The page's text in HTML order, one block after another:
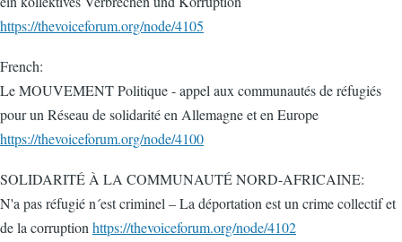
https://thevoiceforum.org/node/4105
French:
Le MOUVEMENT Politique - appel aux communautés de réfugiés
pour un Réseau de solidarité en Allemagne et en Europe
https://thevoiceforum.org/node/4100
SOLIDARITÉ À LA COMMUNAUTÉ NORD-AFRICAINE:
N'a pas réfugié n´est criminel – La déportation est un crime collectif et
de la corruption https://thevoiceforum.org/node/4102